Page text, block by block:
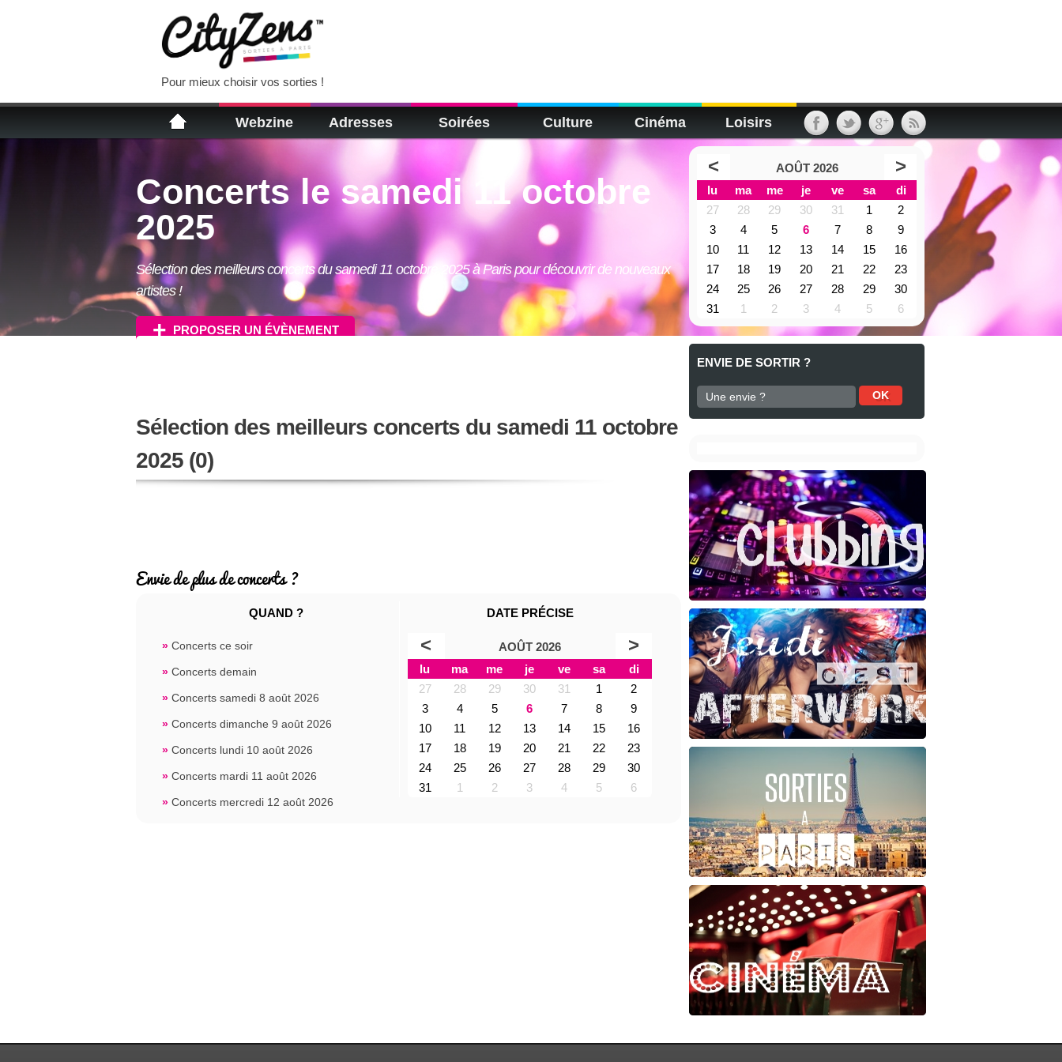
Pour mieux choisir vos sorties !
Webzine Adresses Soirées Culture Cinéma Loisirs
Concerts le samedi 11 octobre
2025
Sélection des meilleurs concerts du samedi 11 octobre 2025 à Paris pour découvrir de nouveaux
artistes !
PROPOSER UN ÉVÈNEMENT
< AOÛT 2026 >
lu ma me je ve sa
di
27
28 29 30 31 1
2
3
4 5 6 7 8
9
10
11 12 13 14 15
16
17
18 19 20 21 22
23
24
25 26 27 28 29
30
31
1 2 3 4 5 6
Sélection des meilleurs concerts du samedi 11 octobre
2025 (0)
Envie de plus de concerts ?
QUAND ?
»Concerts ce soir
»Concerts demain
»Concerts samedi 8 août 2026
»Concerts dimanche 9 août 2026
»Concerts lundi 10 août 2026
»Concerts mardi 11 août 2026
»Concerts mercredi 12 août 2026
DATE PRÉCISE
< AOÛT 2026 >
lu ma me je ve sa
di
27
28 29 30 31 1
2
3
4 5 6 7 8
9
10
11 12 13 14 15
16
17
18 19 20 21 22
23
24
25 26 27 28 29
30
31
1 2 3 4 5 6
ENVIE DE SORTIR ?